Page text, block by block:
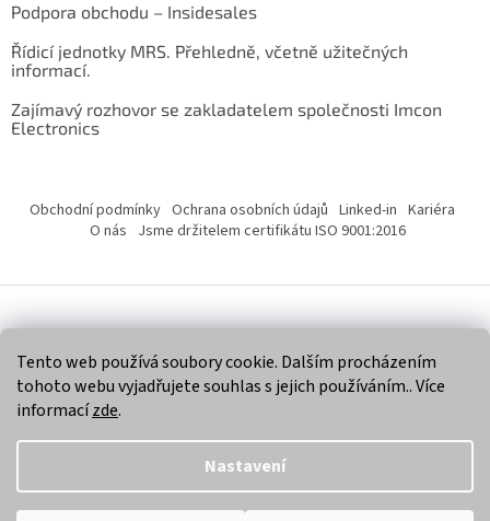
Tento web používá soubory cookie. Dalším procházením
tohoto webu vyjadřujete souhlas s jejich používáním.. Více
informacízde.
Nastavení
Podpora obchodu – Insidesales
Řídicí jednotky MRS. Přehledně, včetně užitečných
informací.
Zajímavý rozhovor se zakladatelem společnosti Imcon
Electronics
Obchodní podmínky Ochrana osobních údajů Linked-in Kariéra
O nás Jsme držitelem certifikátu ISO 9001:2016
Copyright 2026